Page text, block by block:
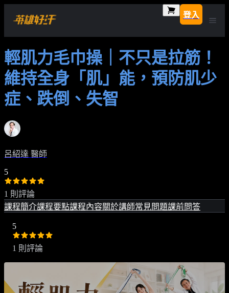
登入
輕肌力毛巾操｜不只是拉筋！
維持全身「肌」能，預防肌少
症、跌倒、失智
呂紹達 醫師
5
1 則評論
課程簡介課程要點課程內容關於講師常見問題課前問答
5
1 則評論